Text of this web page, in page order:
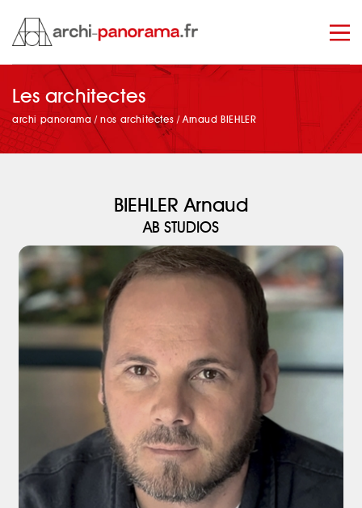
manage_search
Les architectes
archi panorama /nos architectes /Arnaud BIEHLER
BIEHLER Arnaud
AB STUDIOS